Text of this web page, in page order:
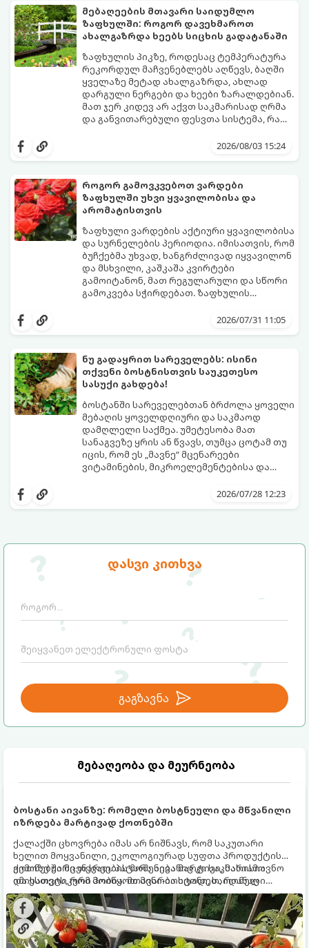
დასვი კითხვა
გაგზავნა
მებაღეობა და მეურნეობა
ბოსტანი აივანზე: რომელი ბოსტნეული და მწვანილი
იზრდება მარტივად ქოთნებში
ქალაქში ცხოვრება იმას არ ნიშნავს, რომ საკუთარი
ხელით მოყვანილი, ეკოლოგიურად სუფთა პროდუქტის
გემოზე უარი თქვათ. პატარა აივანიც კი საკმარისია
იმისათვის, რომ მოიწყოთ მინი-ბოსტანი, საიდანაც
ყოველდღიურად ახალ, არომატულ მწვანილსა და
ბოსტნეულს მოკრეფთ.
ქოთნებში მცენარეების მოშენება მარტივი, სასიამოვნო
და ესთეტიკური ჰობია. მთავარია იცოდეთ, რომელი
კულტურები ეგუებიან ქოთნის პირობებს ყველაზე კარგად
და როგორ მოუაროთ მათ სწორად.
კარგად და როგორ მოუაროთ მათ სწორად.
მებაღეების მთავარი საიდუმლო
ზაფხულში: როგორ დავეხმაროთ
ახალგაზრდა ხეებს სიცხის გადატანაში
ზაფხულის პიკზე, როდესაც ტემპერატურა
რეკორდულ მაჩვენებლებს აღწევს, ბაღში
ყველაზე მეტად ახალგაზრდა, ახლად
დარგული ნერგები და ხეები ზარალდებიან.
მათ ჯერ კიდევ არ აქვთ საკმარისად ღრმა
და განვითარებული ფესვთა სისტემა, რათა
დამოუკიდებლად მოიპოვონ.
არ დავეხმარებით, მათ შესაძლოა
შეხვდნენ.
გთავაზობთ მებაღეების გამოცდილ
საიდუმლოებებსა და ოქროს წესებს, თუ
როგორ გადავარჩინოთ ახალგაზრდა ხეები
ზაფხულის სიცხეში:
2026/08/03 15:24
როგორ გამოვკვებოთ ვარდები
ზაფხულში უხვი ყვავილობისა და
არომატისთვის
ზაფხული ვარდების აქტიური ყვავილობისა
და სურნელების პერიოდია. იმისათვის, რომ
ბუჩქებმა უხვად, ხანგრძლივად იყვავილონ
და მსხვილი, კაშკაშა კვირტები
გამოიტანონ, მათ რეგულარული და სწორი
გამოკვება სჭირდებათ. ზაფხულის
იცვლება, ამიტომ მნიშვნელოვანია
გამოვკვებოთ ვარდები ზაფხულში
2026/07/31 11:05
ნუ გადაყრით სარეველებს: ისინი
თქვენი ბოსტნისთვის საუკეთესო
სასუქი გახდება!
ბოსტანში სარეველებთან ბრძოლა ყოველი
მებაღის ყოველდღიური და საკმაოდ
დამღლელი საქმეა. უმეტესობა მათ
სანაგვეზე ყრის ან წვავს, თუმცა ცოტამ თუ
იცის, რომ ეს „მავნე“ მცენარეები
ვიტამინების, მიკროელემენტებისა და
ეკოლოგიურად სუფთა და საოცრად
გთავაზობთ სარეველების
საუკეთესო მეთოდს:
2026/07/28 12:23